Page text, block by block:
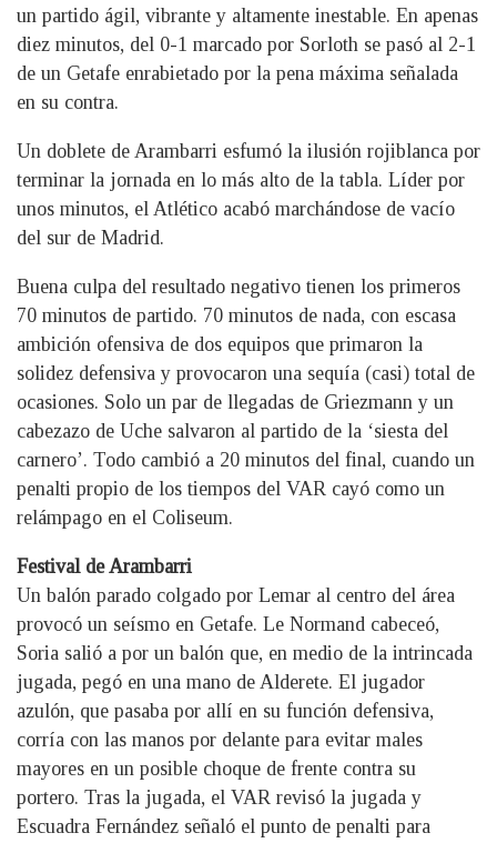
un partido ágil, vibrante y altamente inestable. En apenas
diez minutos, del 0-1 marcado por Sorloth se pasó al 2-1
de un Getafe enrabietado por la pena máxima señalada
en su contra.
Un doblete de Arambarri esfumó la ilusión rojiblanca por
terminar la jornada en lo más alto de la tabla. Líder por
unos minutos, el Atlético acabó marchándose de vacío
del sur de Madrid.
Buena culpa del resultado negativo tienen los primeros
70 minutos de partido. 70 minutos de nada, con escasa
ambición ofensiva de dos equipos que primaron la
solidez defensiva y provocaron una sequía (casi) total de
ocasiones. Solo un par de llegadas de Griezmann y un
cabezazo de Uche salvaron al partido de la ‘siesta del
carnero’. Todo cambió a 20 minutos del final, cuando un
penalti propio de los tiempos del VAR cayó como un
relámpago en el Coliseum.
Festival de Arambarri
Un balón parado colgado por Lemar al centro del área
provocó un seísmo en Getafe. Le Normand cabeceó,
Soria salió a por un balón que, en medio de la intrincada
jugada, pegó en una mano de Alderete. El jugador
azulón, que pasaba por allí en su función defensiva,
corría con las manos por delante para evitar males
mayores en un posible choque de frente contra su
portero. Tras la jugada, el VAR revisó la jugada y
Escuadra Fernández señaló el punto de penalti para